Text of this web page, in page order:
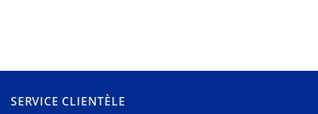
SERVICE CLIENTÈLE